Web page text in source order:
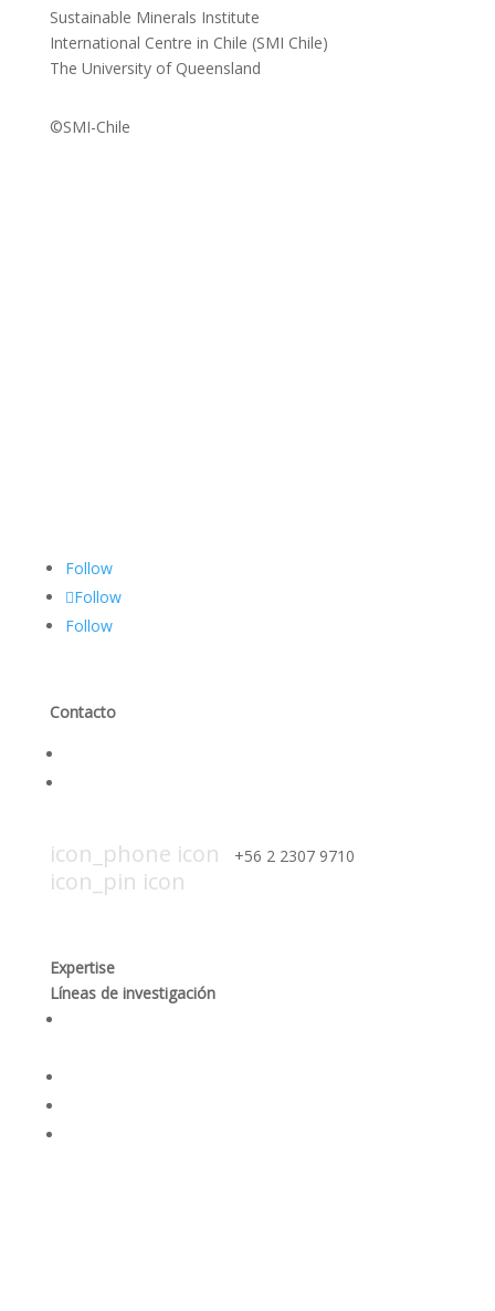
Sustainable Minerals Institute
International Centre in Chile (SMI Chile)
The University of Queensland
©SMI-Chile
Follow
Follow
Follow
Contacto
icon_phone icon +56 2 2307 9710​
icon_pin icon
Expertise
Líneas de investigación